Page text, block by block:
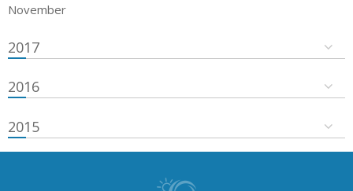
November
2017
2016
2015